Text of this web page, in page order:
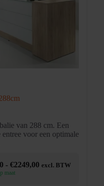
van 288 cm. Een
voor een optimale
- €2249,00 Prijsklasse:
excl. BTW
maat